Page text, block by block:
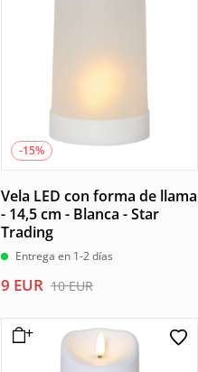
-15%
Vela LED con forma de llama
- 14,5 cm - Blanca - Star
Trading
Entrega en 1-2 días
10EUR
El
original
era:
9 EUR
El
actual
es: